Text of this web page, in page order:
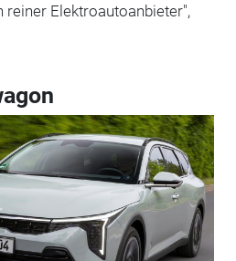
reiner Elektroautoanbieter",